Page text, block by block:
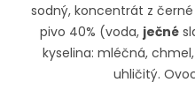
sodný, koncentrát z
pivo 40% (voda, ječné
kyselina: mléčná,
uhličitý.